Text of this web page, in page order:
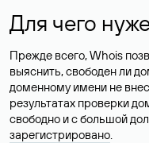
Для чего
Прежде всего, Whois
выяснить, свободен ли
доменному имени не
результатах проверки
свободно и с большой
зарегистрировано.